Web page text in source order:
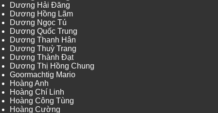
Dương Hải Đăng
Dương Hồng Lãm
Dương Ngọc Tú
Dương Quốc Trung
Dương Thanh Hân
Dương Thuỳ Trang
Dương Thành Đạt
Dương Thị Hồng Chung
Goormachtig Mario
Hoàng Anh
Hoàng Chí Linh
Hoàng Công Tùng
Hoàng Cường